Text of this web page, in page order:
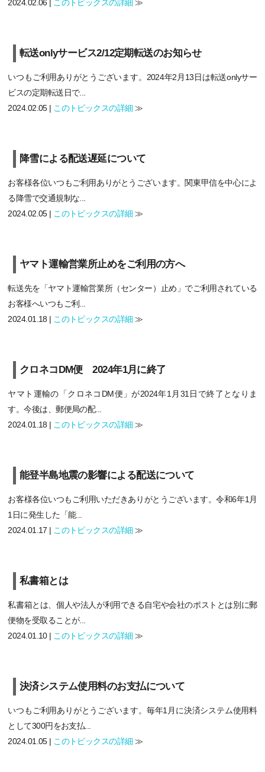
2024.02.06 | このトピックスの詳細 ≫
転送onlyサービス2/12定期転送のお知らせ
いつもご利用ありがとうございます。2024年2月13日は転送onlyサー
ビスの定期転送日で...
2024.02.05 | このトピックスの詳細 ≫
降雪による配送遅延について
お客様各位いつもご利用ありがとうございます。関東甲信を中心によ
る降雪で交通規制な...
2024.02.05 | このトピックスの詳細 ≫
ヤマト運輸営業所止めをご利用の方へ
転送先を「ヤマト運輸営業所（センター）止め」でご利用されている
お客様へいつもご利...
2024.01.18 | このトピックスの詳細 ≫
クロネコDM便 2024年1月に終了
ヤマト運輸の「クロネコDM便」が2024年1月31日で終了となりま
す。今後は、郵便局の配...
2024.01.18 | このトピックスの詳細 ≫
能登半島地震の影響による配送について
お客様各位いつもご利用いただきありがとうございます。令和6年1月
1日に発生した「能...
2024.01.17 | このトピックスの詳細 ≫
私書箱とは
私書箱とは、個人や法人が利用できる自宅や会社のポストとは別に郵
便物を受取ることが...
2024.01.10 | このトピックスの詳細 ≫
決済システム使用料のお支払について
いつもご利用ありがとうございます。毎年1月に決済システム使用料
として300円をお支払...
2024.01.05 | このトピックスの詳細 ≫